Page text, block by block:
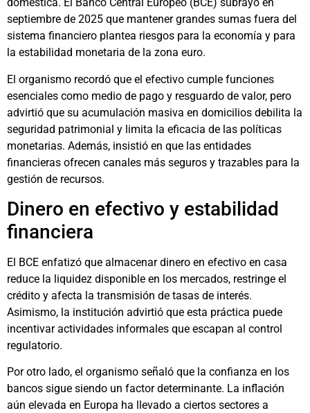
septiembre de 2025 que mantener grandes sumas fuera del
sistema financiero plantea riesgos para la economía y para
la estabilidad monetaria de la zona euro.
El organismo recordó que el efectivo cumple funciones
esenciales como medio de pago y resguardo de valor, pero
advirtió que su acumulación masiva en domicilios debilita la
seguridad patrimonial y limita la eficacia de las políticas
monetarias. Además, insistió en que las entidades
financieras ofrecen canales más seguros y trazables para la
gestión de recursos.
Dinero en efectivo y estabilidad
financiera
El BCE enfatizó que almacenar dinero en efectivo en casa
reduce la liquidez disponible en los mercados, restringe el
crédito y afecta la transmisión de tasas de interés.
Asimismo, la institución advirtió que esta práctica puede
incentivar actividades informales que escapan al control
regulatorio.
Por otro lado, el organismo señaló que la confianza en los
bancos sigue siendo un factor determinante. La inflación
aún elevada en Europa ha llevado a ciertos sectores a